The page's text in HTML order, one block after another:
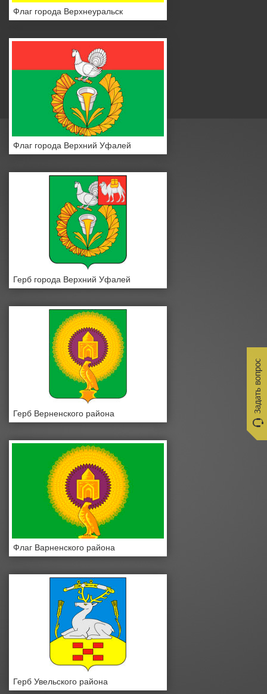
Флаг города Верхнеуральск
Флаг города Верхний Уфалей
Герб города Верхний Уфалей
Герб Верненского района
Флаг Варненского района
Герб Увельского района